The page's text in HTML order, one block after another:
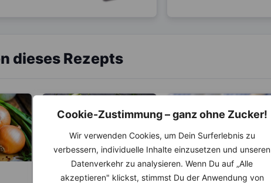
Cookie-Zustimmung – ganz ohne Zucker!
Wir verwenden Cookies, um Dein Surferlebnis zu
verbessern, individuelle Inhalte einzusetzen und unseren
Datenverkehr zu analysieren. Wenn Du auf „Alle
akzeptieren" klickst, stimmst Du der Anwendung von
dieses Rezepts
LEBENSMITTEL LEBENSMITTEL